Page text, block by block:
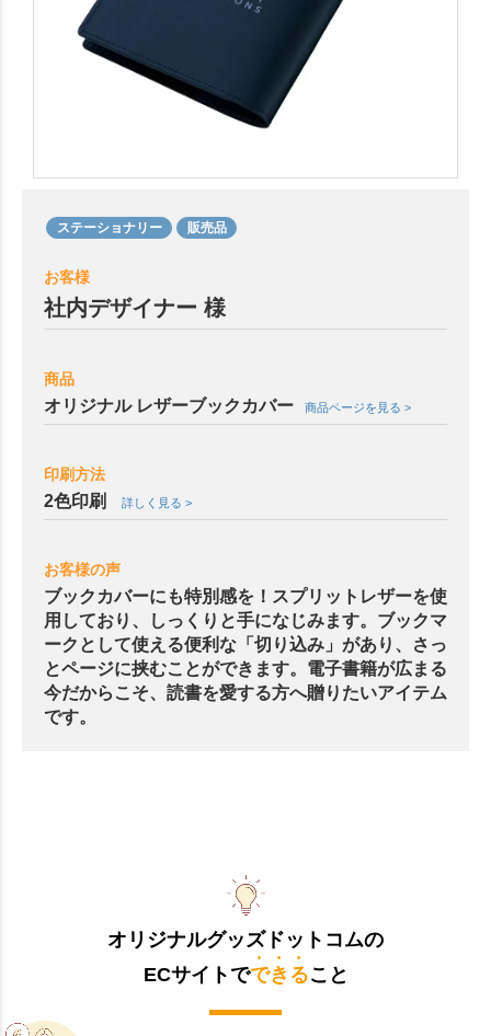
ステーショナリー 販売品
お客様
社内デザイナー 様
商品
オリジナル レザーブックカバー 商品ページを見る >
印刷方法
2色印刷 詳しく見る >
お客様の声
ブックカバーにも特別感を！スプリットレザーを使
用しており、しっくりと手になじみます。ブックマ
ークとして使える便利な「切り込み」があり、さっ
とページに挟むことができます。電子書籍が広まる
今だからこそ、読書を愛する方へ贈りたいアイテム
です。
オリジナルグッズドットコムの
ECサイトでできること